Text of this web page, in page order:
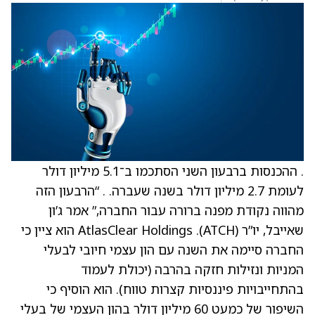
. ההכנסות ברבעון השני הסתכמו ב־5.1 מיליון דולר
לעומת 2.7 מיליון דולר בשנה שעברה. . “הרבעון הזה
מהווה נקודת מפנה ברורה עבור החברה,” אמר ג’ון
שאייבל, יו”ר AtlasClear Holdings .(ATCH) הוא ציין כי
החברה סיימה את השנה עם הון עצמי חיובי לבעלי
המניות ונזילות חזקה בהרבה (יכולת לעמוד
בהתחייבויות פיננסיות קצרות טווח). הוא הוסיף כי
השיפור של כמעט 60 מיליון דולר בהון העצמי של בעלי